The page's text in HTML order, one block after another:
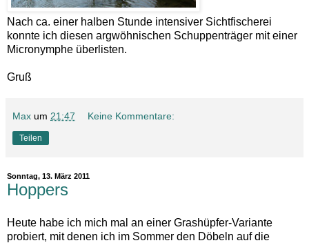
Nach ca. einer halben Stunde intensiver Sichtfischerei
konnte ich diesen argwöhnischen Schuppenträger mit einer
Micronymphe überlisten.
Gruß
Max um 21:47 Keine Kommentare:
Teilen
Sonntag, 13. März 2011
Hoppers
Heute habe ich mich mal an einer Grashüpfer-Variante
probiert, mit denen ich im Sommer den Döbeln auf die